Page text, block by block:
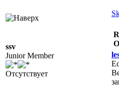
ssv
Junior Member
Отсутствует